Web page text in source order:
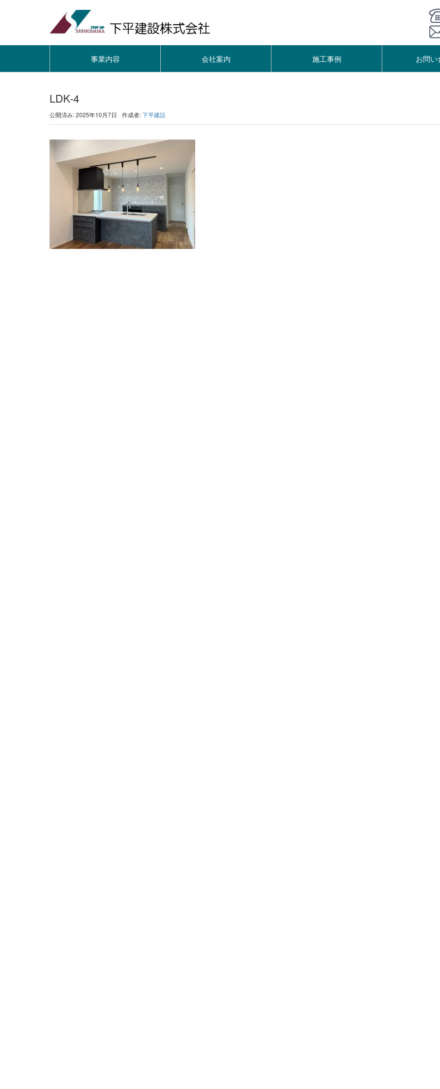
事業内容 会社案内 施工事例 お問い
LDK-4
公開済み: 2025年10月7日 作成者:下平建設